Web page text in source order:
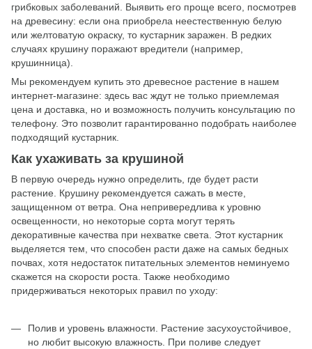
грибковых заболеваний. Выявить его проще всего, посмотрев
на древесину: если она приобрела неестественную белую
или желтоватую окраску, то кустарник заражен. В редких
случаях крушину поражают вредители (например,
крушинница).
Мы рекомендуем купить это древесное растение в нашем
интернет-магазине: здесь вас ждут не только приемлемая
цена и доставка, но и возможность получить консультацию по
телефону. Это позволит гарантированно подобрать наиболее
подходящий кустарник.
Как ухаживать за крушиной
В первую очередь нужно определить, где будет расти
растение. Крушину рекомендуется сажать в месте,
защищенном от ветра. Она непривередлива к уровню
освещенности, но некоторые сорта могут терять
декоративные качества при нехватке света. Этот кустарник
выделяется тем, что способен расти даже на самых бедных
почвах, хотя недостаток питательных элементов неминуемо
скажется на скорости роста. Также необходимо
придерживаться некоторых правил по уходу:
Полив и уровень влажности. Растение засухоустойчивое,
но любит высокую влажность. При поливе следует